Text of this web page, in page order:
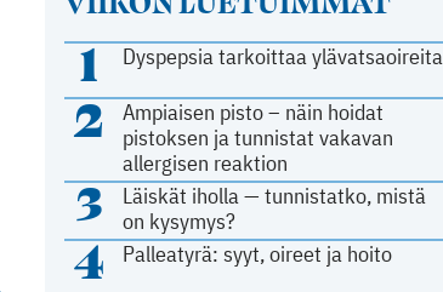
1 Dyspepsia tarkoittaa ylävatsaoireita
2
Ampiaisen pisto – näin hoidat
pistoksen ja tunnistat vakavan
allergisen reaktion
3
Läiskät iholla — tunnistatko, mistä
on kysymys?
4 Palleatyrä: syyt, oireet ja hoito